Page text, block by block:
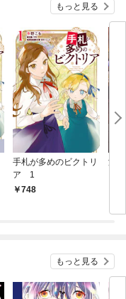
もっと見る
手札が多めのビクトリ
ア 1
748
没
もっと見る